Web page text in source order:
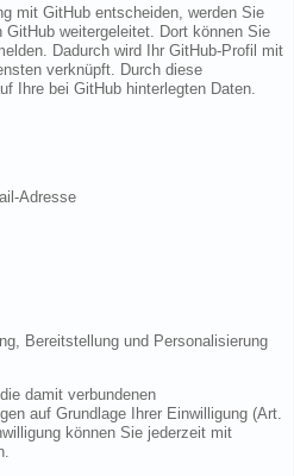
mit GitHub entscheiden, werden Sie
weitergeleitet. Dort können Sie
Dadurch wird Ihr GitHub-Profil mit
verknüpft. Durch diese
Ihre bei GitHub hinterlegten Daten.
Adresse
Bereitstellung und Personalisierung
damit verbundenen
auf Grundlage Ihrer Einwilligung (Art.
können Sie jederzeit mit